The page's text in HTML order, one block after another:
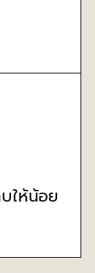
ให้น้อย